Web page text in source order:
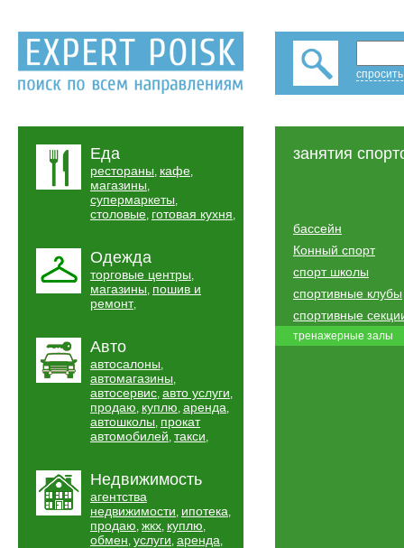
Еда
рестораны, кафе,
магазины,
супермаркеты,
столовые, готовая кухня,
Одежда
торговые центры,
магазины, пошив и
ремонт,
Авто
автосалоны,
автомагазины,
автосервис, авто услуги,
продаю, куплю, аренда,
автошколы, прокат
автомобилей, такси,
Недвижимость
агентства
недвижимости, ипотека,
продаю, жкх, куплю,
обмен, услуги, аренда,
занятия
бассейн
Конный спорт
спорт школы
спортивные клубы
спортивные
тренажерные залы